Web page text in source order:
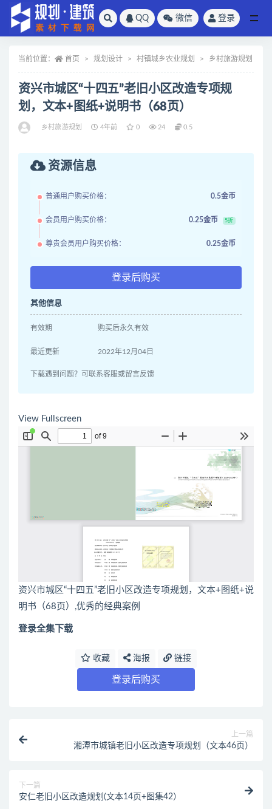
QQ 微信 登录
当前位置： 首页 规划设计 村镇城乡农业规划 乡村旅游规划
资兴市城区“十四五”老旧小区改造专项规
划，文本+图纸+说明书（68页）
乡村旅游规划 4年前 0 24 0.5
资源信息
普通用户购买价格： 0.5金币
会员用户购买价格： 0.25金币 5折
尊贵会员用户购买价格： 0.25金币
登录后购买
其他信息
有效期 购买后永久有效
最近更新 2022年12月04日
下载遇到问题？可联系客服或留言反馈
View Fullscreen
资兴市城区“十四五”老旧小区改造专项规划，文本+图纸+说
明书（68页）,优秀的经典案例
登录全集下载
收藏 海报 链接
登录后购买
上一篇
湘潭市城镇老旧小区改造专项规划（文本46页）
下一篇
安仁老旧小区改造规划(文本14页+图集42）
全部